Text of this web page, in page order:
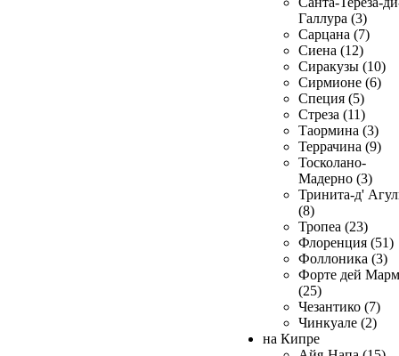
Галлура (3)
Сарцана (7)
Сиена (12)
Сиракузы (10)
Сирмионе (6)
Специя (5)
Стреза (11)
Таормина (3)
Террачина (9)
Тосколано-
Мадерно (3)
Тринита-д'
(8)
Тропеа (23)
Флоренция (51)
Фоллоника (3)
Форте дей
(25)
Чезантико (7)
Чинкуале (2)
на Кипре